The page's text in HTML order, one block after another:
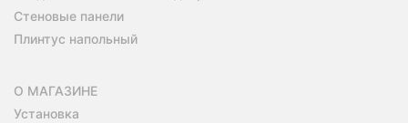
Стеновые панели
Плинтус напольный
О МАГАЗИНЕ
Установка